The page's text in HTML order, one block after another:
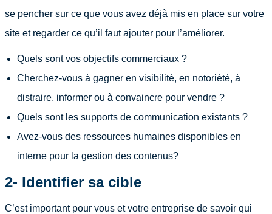
se pencher sur ce que vous avez déjà mis en place sur votre
site et regarder ce qu’il faut ajouter pour l’améliorer.
Quels sont vos objectifs commerciaux ?
Cherchez-vous à gagner en visibilité, en notoriété, à
distraire, informer ou à convaincre pour vendre ?
Quels sont les supports de communication existants ?
Avez-vous des ressources humaines disponibles en
interne pour la gestion des contenus?
2- Identifier sa cible
C’est important pour vous et votre entreprise de savoir qui